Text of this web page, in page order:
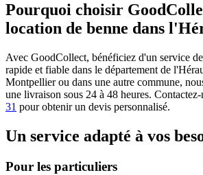
Pourquoi choisir
location de benne dans
Avec GoodCollect, bénéficiez d'un service
rapide et fiable dans le département de
Montpellier ou dans une autre commune,
une livraison sous 24 à 48 heures. Contactez-
31 pour obtenir un devis personnalisé.
Un service adapté à vos
Pour les particuliers